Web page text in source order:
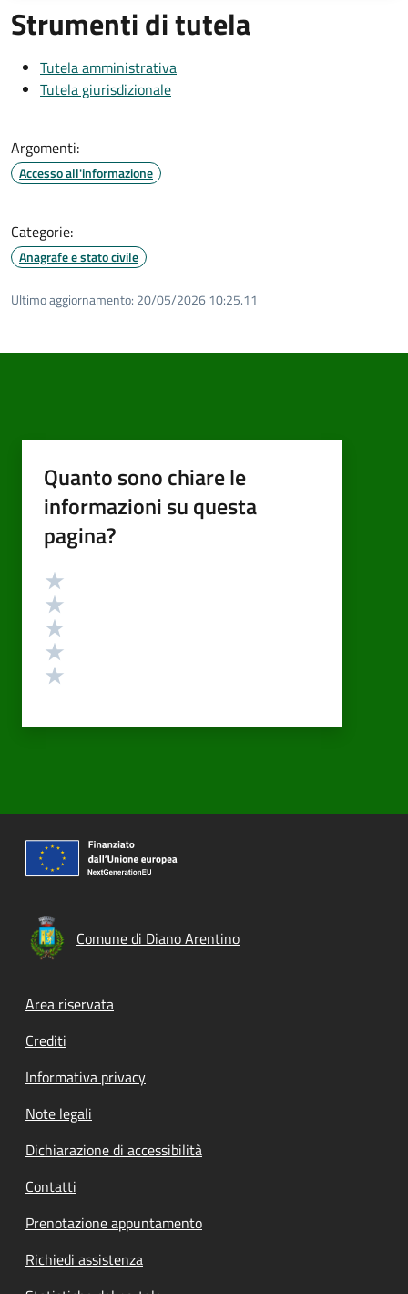
Strumenti di tutela
Tutela amministrativa
Tutela giurisdizionale
Argomenti:
Accesso all'informazione
Categorie:
Anagrafe e stato civile
Ultimo aggiornamento: 20/05/2026 10:25.11
Quanto sono chiare le
informazioni su questa
pagina?
Valutazione
Comune di Diano Arentino
Footer menu
Area riservata
Crediti
Informativa privacy
Note legali
Dichiarazione di accessibilità
Contatti
Prenotazione appuntamento
Richiedi assistenza